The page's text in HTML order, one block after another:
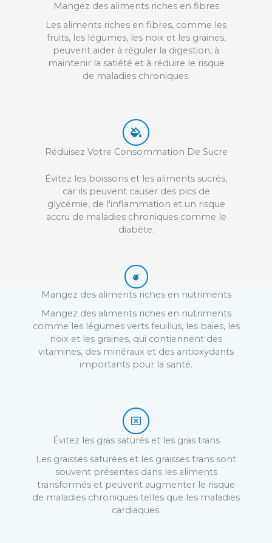
Mangez des aliments riches en fibres
Les aliments riches en fibres, comme les
fruits, les légumes, les noix et les graines,
peuvent aider à réguler la digestion, à
maintenir la satiété et à réduire le risque
de maladies chroniques.
Réduisez Votre Consommation De Sucre
Évitez les boissons et les aliments sucrés,
car ils peuvent causer des pics de
glycémie, de l'inflammation et un risque
accru de maladies chroniques comme le
diabète.
Mangez des aliments riches en nutriments
Mangez des aliments riches en nutriments
comme les légumes verts feuillus, les baies, les
noix et les graines, qui contiennent des
vitamines, des minéraux et des antioxydants
importants pour la santé.
Évitez les gras saturés et les gras trans
Les graisses saturées et les graisses trans sont
souvent présentes dans les aliments
transformés et peuvent augmenter le risque
de maladies chroniques telles que les maladies
cardiaques.